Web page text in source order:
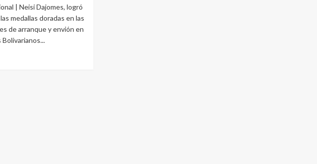
| Neisi Dajomes, logró
medallas doradas en las
de arranque y envión en
Bolivarianos...